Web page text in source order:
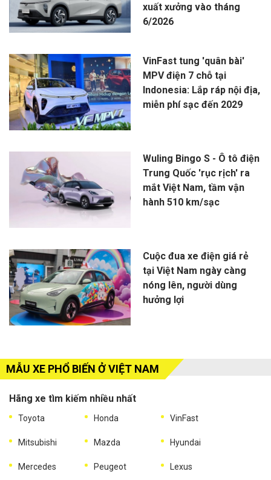
xuất xưởng vào tháng
6/2026
VinFast tung 'quân bài'
MPV điện 7 chỗ tại
Indonesia: Lắp ráp nội địa,
miễn phí sạc đến 2029
Wuling Bingo S - Ô tô điện
Trung Quốc 'rục rịch' ra
mắt Việt Nam, tầm vận
hành 510 km/sạc
Cuộc đua xe điện giá rẻ
tại Việt Nam ngày càng
nóng lên, người dùng
hưởng lợi
MẪU XE PHỔ BIẾN Ở VIỆT NAM
Hãng xe tìm kiếm nhiều nhất
Toyota Honda VinFast
Mitsubishi Mazda Hyundai
Mercedes Peugeot Lexus